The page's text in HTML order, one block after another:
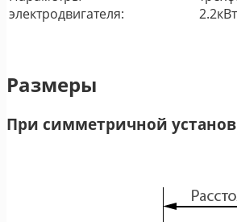
электродвигателя:
2.2кВт
Размеры
При симметричной